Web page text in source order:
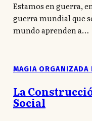
Estamos en guerra,
guerra mundial que
mundo aprenden a…
MAGIA ORGANIZADA
La
Social